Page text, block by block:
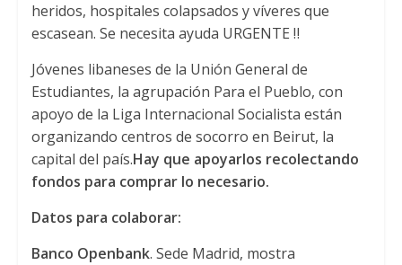
p
k
heridos, hospitales colapsados y víveres que
escasean. Se necesita ayuda URGENTE ‼️
Jóvenes libaneses de la Unión General de
Estudiantes, la agrupación Para el Pueblo, con
apoyo de la Liga Internacional Socialista están
organizando centros de socorro en Beirut, la
capital del país.Hay que apoyarlos recolectando
fondos para comprar lo necesario.
Datos para colaborar:
Banco Openbank. Sede Madrid, mostra